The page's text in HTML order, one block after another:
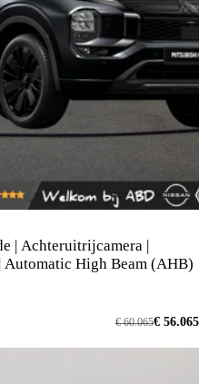
| Achteruitrijcamera |
High Beam (AHB)
€ 56.065
€ 60.065